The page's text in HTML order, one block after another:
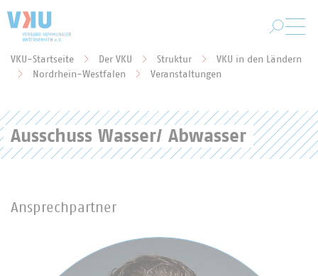
Sie befinden sich hier:
VKU-Startseite Der VKU Struktur
VKU in den Ländern
Nordrhein-Westfalen
Veranstaltungen
Ausschuss Wasser/ Abwasser
Ansprechpartner